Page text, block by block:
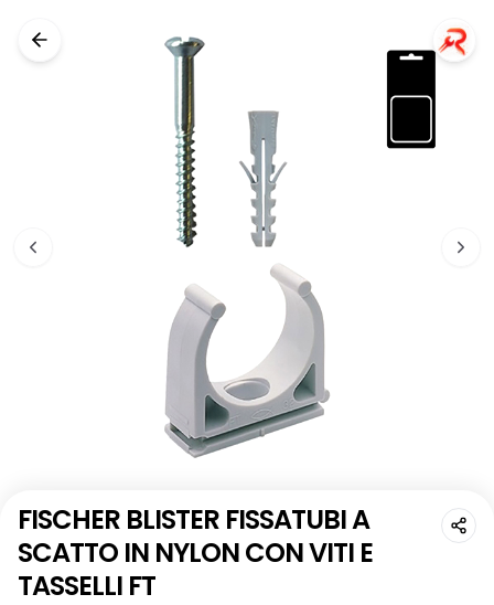
FISCHER BLISTER FISSATUBI A
SCATTO IN NYLON CON VITI E
TASSELLI FT